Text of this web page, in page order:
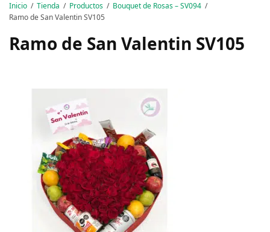
Inicio Tienda Productos
Bouquet de Rosas – SV094
Ramo de San Valentin SV105
Ramo de San Valentin SV105